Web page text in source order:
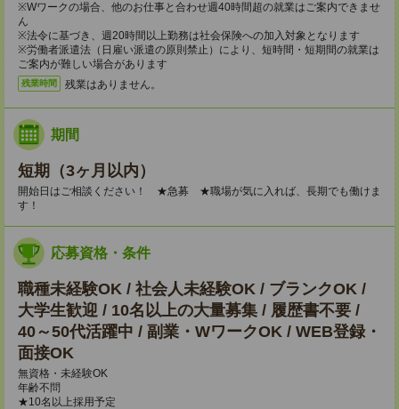
※Wワークの場合、他のお仕事と合わせ週40時間超の就業はご案内できませ
ん
※法令に基づき、週20時間以上勤務は社会保険への加入対象となります
※労働者派遣法（日雇い派遣の原則禁止）により、短時間・短期間の就業は
ご案内が難しい場合があります
残業時間 残業はありません。
期間
短期（3ヶ月以内）
開始日はご相談ください！ ★急募 ★職場が気に入れば、長期でも働けま
す！
応募資格・条件
職種未経験OK / 社会人未経験OK / ブランクOK /
大学生歓迎 / 10名以上の大量募集 / 履歴書不要 /
40～50代活躍中 / 副業・WワークOK / WEB登録・
面接OK
無資格・未経験OK
年齢不問
★10名以上採用予定